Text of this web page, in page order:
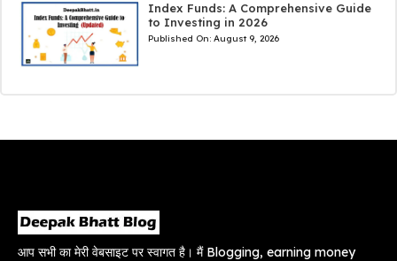
Index Funds: A Comprehensive Guide
to Investing in 2026
Published On: August 9, 2026
आप सभी का मेरी वेबसाइट पर स्वागत है। मैं Blogging, earning money